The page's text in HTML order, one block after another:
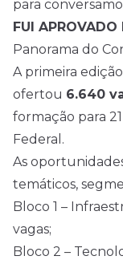
para
FUI APROVADO
Panorama do
A primeira
ofertou 6.640
formação para
Federal.
As
temáticos,
Bloco 1 –
vagas;
Bloco 2 –